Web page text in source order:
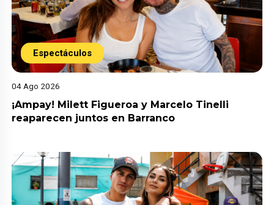
Espectáculos
04 Ago 2026
¡Ampay! Milett Figueroa y Marcelo Tinelli
reaparecen juntos en Barranco